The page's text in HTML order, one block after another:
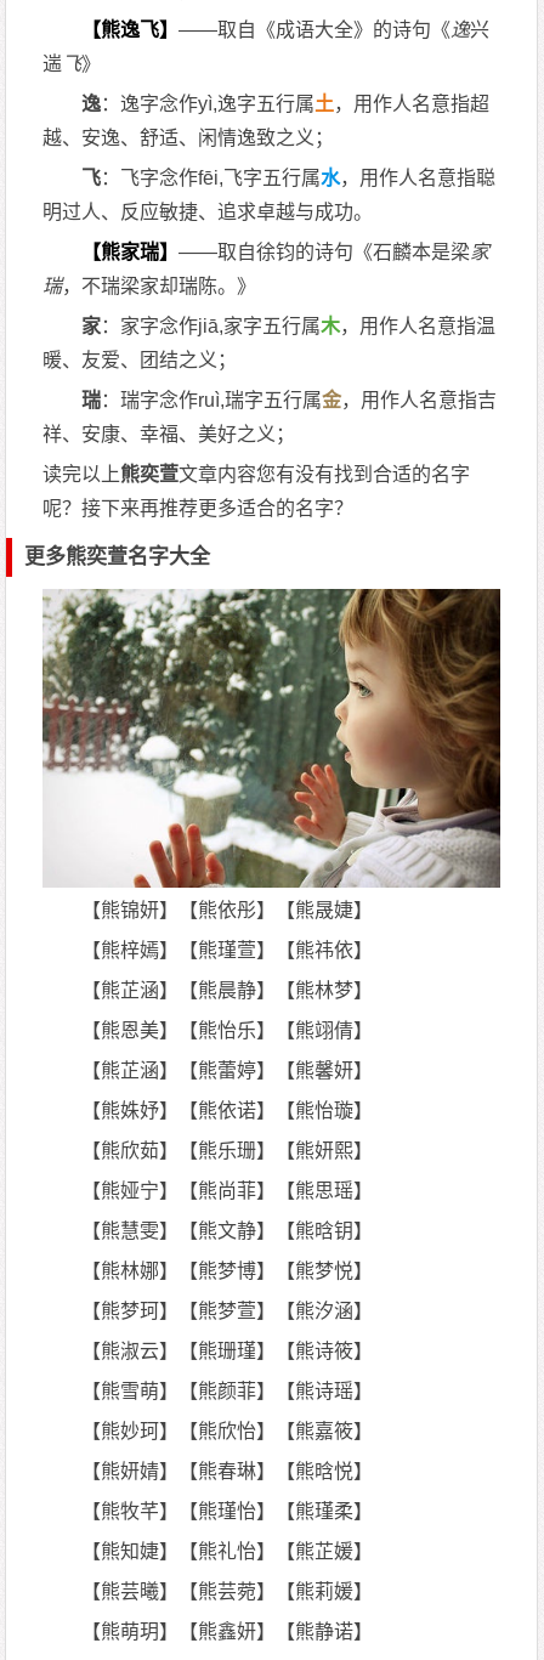
【熊逸飞】——取自《成语大全》的诗句《逸兴
遄 飞》
逸：逸字念作yì,逸字五行属土，用作人名意指超
越、安逸、舒适、闲情逸致之义；
飞：飞字念作fēi,飞字五行属水，用作人名意指聪
明过人、反应敏捷、追求卓越与成功。
【熊家瑞】——取自徐钧的诗句《石麟本是梁家
瑞，不瑞梁家却瑞陈。》
家：家字念作jiā,家字五行属木，用作人名意指温
暖、友爱、团结之义；
瑞：瑞字念作ruì,瑞字五行属金，用作人名意指吉
祥、安康、幸福、美好之义；
读完以上熊奕萱文章内容您有没有找到合适的名字
呢？接下来再推荐更多适合的名字？
更多熊奕萱名字大全
【熊锦妍】【熊依彤】【熊晟婕】
【熊梓嫣】【熊瑾萱】【熊祎依】
【熊芷涵】【熊晨静】【熊林梦】
【熊恩美】【熊怡乐】【熊翊倩】
【熊芷涵】【熊蕾婷】【熊馨妍】
【熊姝妤】【熊依诺】【熊怡璇】
【熊欣茹】【熊乐珊】【熊妍熙】
【熊娅宁】【熊尚菲】【熊思瑶】
【熊慧雯】【熊文静】【熊晗钥】
【熊林娜】【熊梦博】【熊梦悦】
【熊梦珂】【熊梦萱】【熊汐涵】
【熊淑云】【熊珊瑾】【熊诗筱】
【熊雪萌】【熊颜菲】【熊诗瑶】
【熊妙珂】【熊欣怡】【熊嘉筱】
【熊妍婧】【熊春琳】【熊晗悦】
【熊牧芊】【熊瑾怡】【熊瑾柔】
【熊知婕】【熊礼怡】【熊芷媛】
【熊芸曦】【熊芸菀】【熊莉媛】
【熊萌玥】【熊鑫妍】【熊静诺】